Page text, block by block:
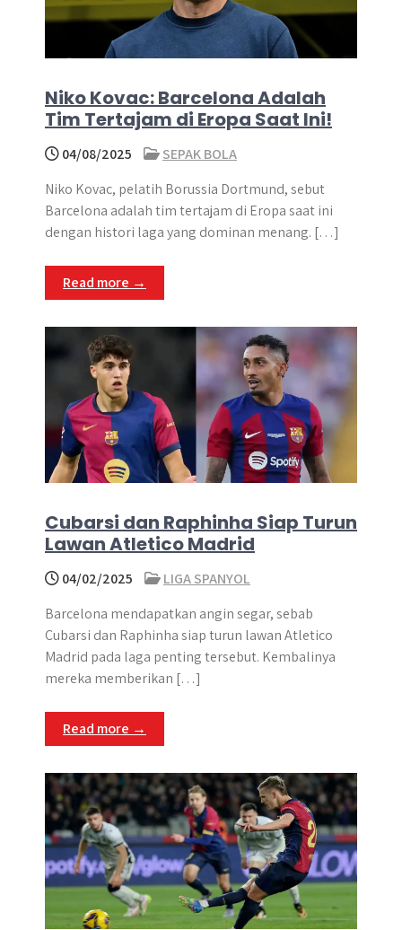
Niko Kovac: Barcelona Adalah
Tim Tertajam di Eropa Saat Ini!
04/08/2025
SEPAK BOLA
Niko Kovac, pelatih Borussia Dortmund, sebut
Barcelona adalah tim tertajam di Eropa saat ini
dengan histori laga yang dominan menang. […]
Read more →
Cubarsi dan Raphinha Siap Turun
Lawan Atletico Madrid
04/02/2025
LIGA SPANYOL
Barcelona mendapatkan angin segar, sebab
Cubarsi dan Raphinha siap turun lawan Atletico
Madrid pada laga penting tersebut. Kembalinya
mereka memberikan […]
Read more →